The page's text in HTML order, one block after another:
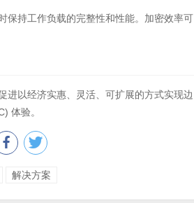
保持工作负载的完整性和性能。加密效率可
进以经济实惠、灵活、可扩展的方式实现边
体验。
解决方案